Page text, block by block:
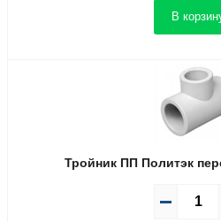
В
Тройник ПП Политэк